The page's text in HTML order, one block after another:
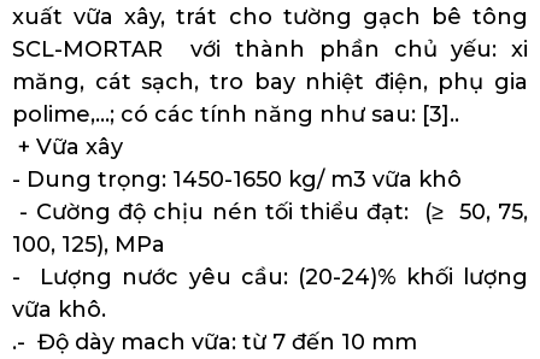
xuất vữa xây, trát cho tường gạch bê tông
SCL-MORTAR với thành phần chủ yếu: xi
măng, cát sạch, tro bay nhiệt điện, phụ gia
polime,...; có các tính năng như sau: [3]..
+ Vữa xây
- Dung trọng: 1450-1650 kg/ m3 vữa khô
- Cường độ chịu nén tối thiểu đạt: (≥ 50, 75,
100, 125), MPa
- Lượng nước yêu cầu: (20-24)% khối lượng
vữa khô.
.- Độ dày mach vữa: từ 7 đến 10 mm